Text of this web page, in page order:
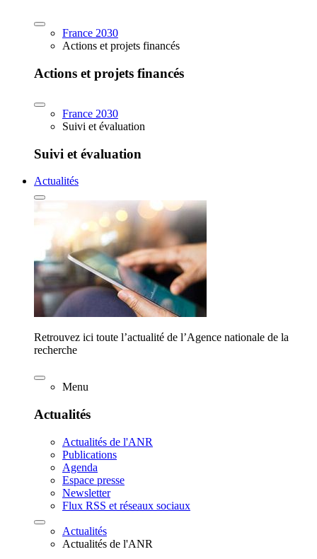
France 2030
Actions et projets financés
Actions et projets financés
France 2030
Suivi et évaluation
Suivi et évaluation
Actualités
Retrouvez ici toute l’actualité de l’Agence nationale de la
recherche
Menu
Actualités
Actualités de l'ANR
Publications
Agenda
Espace presse
Newsletter
Flux RSS et réseaux sociaux
Actualités
Actualités de l'ANR